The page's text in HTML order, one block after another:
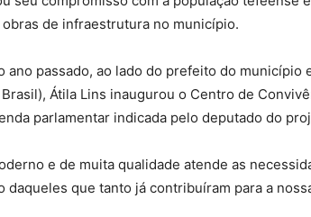
de infraestrutura no município.
ano passado, ao lado do prefeito do município
Átila Lins inaugurou o Centro de
parlamentar indicada pelo deputado do
e de muita qualidade atende as
daqueles que tanto já contribuíram para a